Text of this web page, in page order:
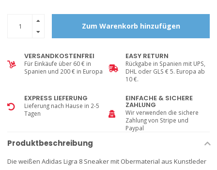
Zum Warenkorb hinzufügen
VERSANDKOSTENFREI
Für Einkäufe über 60 € in
Spanien und 200 € in Europa
EASY RETURN
Rückgabe in Spanien mit UPS,
DHL oder GLS € 5. Europa ab
10 €.
EXPRESS LIEFERUNG
Lieferung nach Hause in 2-5
Tagen
EINFACHE & SICHERE
ZAHLUNG
Wir verwenden die sichere
Zahlung von Stripe und
Paypal
Produktbeschreibung
Die weißen Adidas Ligra 8 Sneaker mit Obermaterial aus Kunstleder